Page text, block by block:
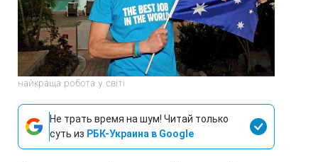
найкраща робота у світі
Не трать время на шум! Читай только
суть из РБК-Украина в Google